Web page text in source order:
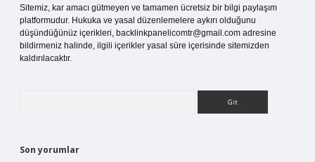
Sitemiz, kar amacı gütmeyen ve tamamen ücretsiz bir bilgi paylaşım
platformudur. Hukuka ve yasal düzenlemelere aykırı olduğunu
düşündüğünüz içerikleri, backlinkpanelicomtr@gmail.com adresine
bildirmeniz halinde, ilgili içerikler yasal süre içerisinde sitemizden
kaldırılacaktır.
Son yorumlar